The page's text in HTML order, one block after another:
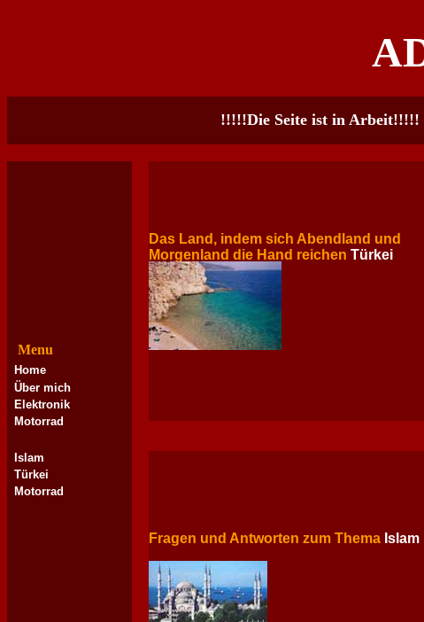
!!!!!Die Seite ist in Arbeit!!!!!
Menu
Home
Über mich
Elektronik
Motorrad
Islam
Türkei
Motorrad
Das Land, indem sich Abendland und
Morgenland die Hand reichen Türkei
Fragen und Antworten zum Thema Islam